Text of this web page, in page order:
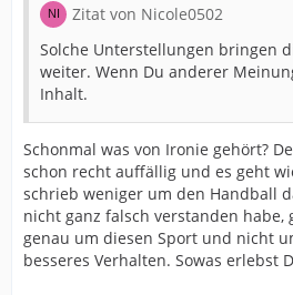
Zitat von Nicole0502
Solche Unterstellungen bringen
weiter. Wenn Du anderer
Inhalt.
Schonmal was von Ironie gehört?
schon recht auffällig und es geht
schrieb weniger um den Handball
nicht ganz falsch verstanden habe,
genau um diesen Sport und nicht
besseres Verhalten. Sowas erlebst